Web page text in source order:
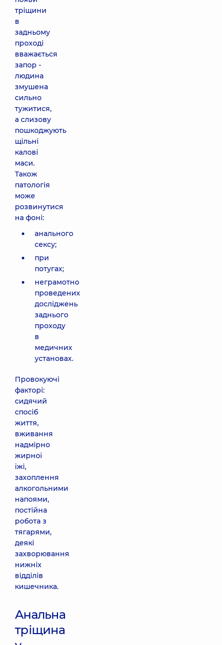
тріщини
в
задньому
проході
вважається
запор -
людина
змушена
сильно
тужитися,
а слизову
пошкоджують
щільні
калові
маси.
Також
патологія
може
розвинутися
на фоні:
анального
сексу;
при
потугах;
неграмотно
проведених
досліджень
заднього
проходу
в
медичних
установах.
Провокуючі
факторі:
сидячий
спосіб
життя,
вживання
надмірно
жирної
їжі,
захоплення
алкогольними
напоями,
постійна
робота з
тягарями,
деякі
захворювання
нижніх
відділів
кишечника.
Анальна
тріщина